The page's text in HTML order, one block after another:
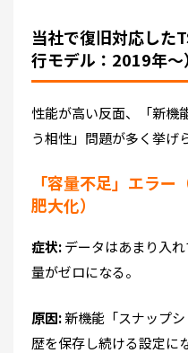
当社で復旧対応した
行モデル：2019年～
性能が高い反面、「新機
う相性」問題が多く挙げ
「容量不足」エラ
肥大化）
症状:データはあまり入
量がゼロになる。
原因:新機能「スナップ
歴を保存し続ける設定に